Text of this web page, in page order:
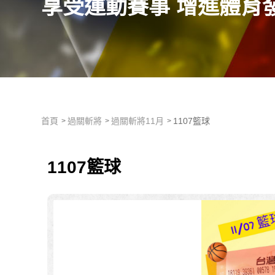
享受運動賽事 增進體育
首頁 過關斬將 過關斬將11月 1107籃球
1107籃球